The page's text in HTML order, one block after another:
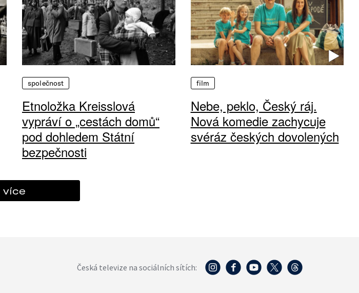
společnost
Etnoložka Kreisslová
vypráví o „cestách domů“
pod dohledem Státní
bezpečnosti
film
Nebe, peklo, Český ráj.
Nová komedie zachycuje
svéráz českých dovolených
více
Česká televize na sociálních sítích: